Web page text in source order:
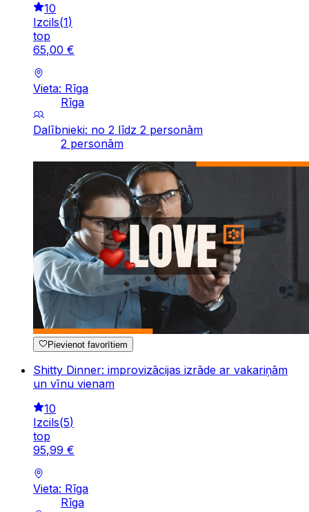
10
Izcils(1)
top
65,00 €
Vieta: Rīga
Rīga
Dalībnieki: no 2 līdz 2 personām
2 personām
Pievienot favorītiem
Shitty Dinner: improvizācijas izrāde ar vakariņām
un vīnu vienam
10
Izcils(5)
top
95,99 €
Vieta: Rīga
Rīga